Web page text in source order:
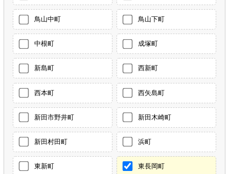
鳥山中町 鳥山下町
中根町 成塚町
新島町 西新町
西本町 西矢島町
新田市野井町 新田木崎町
新田村田町 浜町
東新町 東長岡町